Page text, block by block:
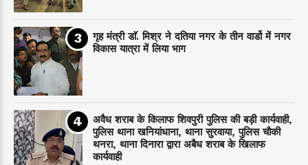
गृह मंत्री डाॅ. मिश्र ने दतिया नगर के तीन वार्डो में नगर
विकास यात्रा में लिया भाग
अवैध शराब के किलाफ शिवपुरी पुलिस की बड़ी कार्यवाही,
पुलिस थाना खनियांधाना, थाना सुरवाया, पुलिस चौकी
थनरा, थाना दिनारा द्वारा अबैध शराब के खिलाफ
कार्यवाही